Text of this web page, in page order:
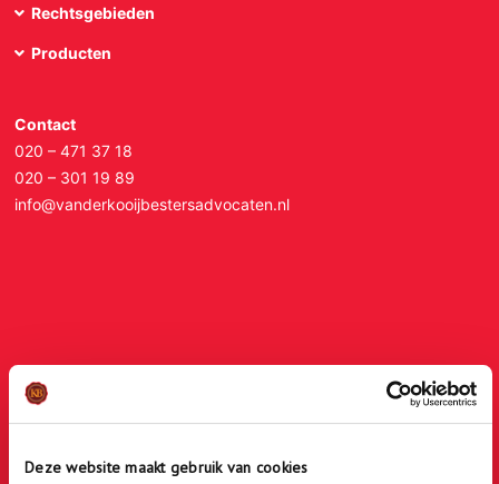
Deze website maakt gebruik van cookies
Bedankt voor uw bericht
Disclaimer
Rechtsgebieden
Winnaarsmentaliteit
Beschermd: Intern
Producten
Rechtsgebieden
Producten
Contact
020 – 471 37 18
020 – 301 19 89
info@vanderkooijbestersadvocaten.nl